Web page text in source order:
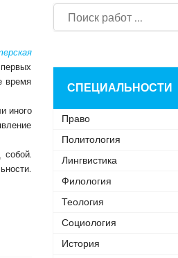
время
иного
СПЕЦИАЛЬНОСТИ
Право
Политология
Лингвистика
Филология
Теология
Социология
История